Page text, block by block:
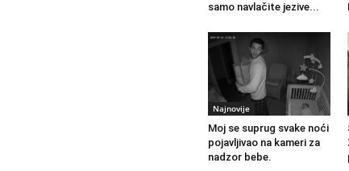
samo navlačite jezive...
Najnovije
Moj se suprug svake noći
pojavljivao na kameri za
nadzor bebe.